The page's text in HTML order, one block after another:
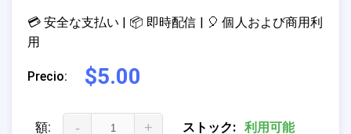
💳 安全な支払い | 📦 即時配信 | 🎈 個人および商用利
用
Precio: $5.00
額: - + ストック: 利用可能